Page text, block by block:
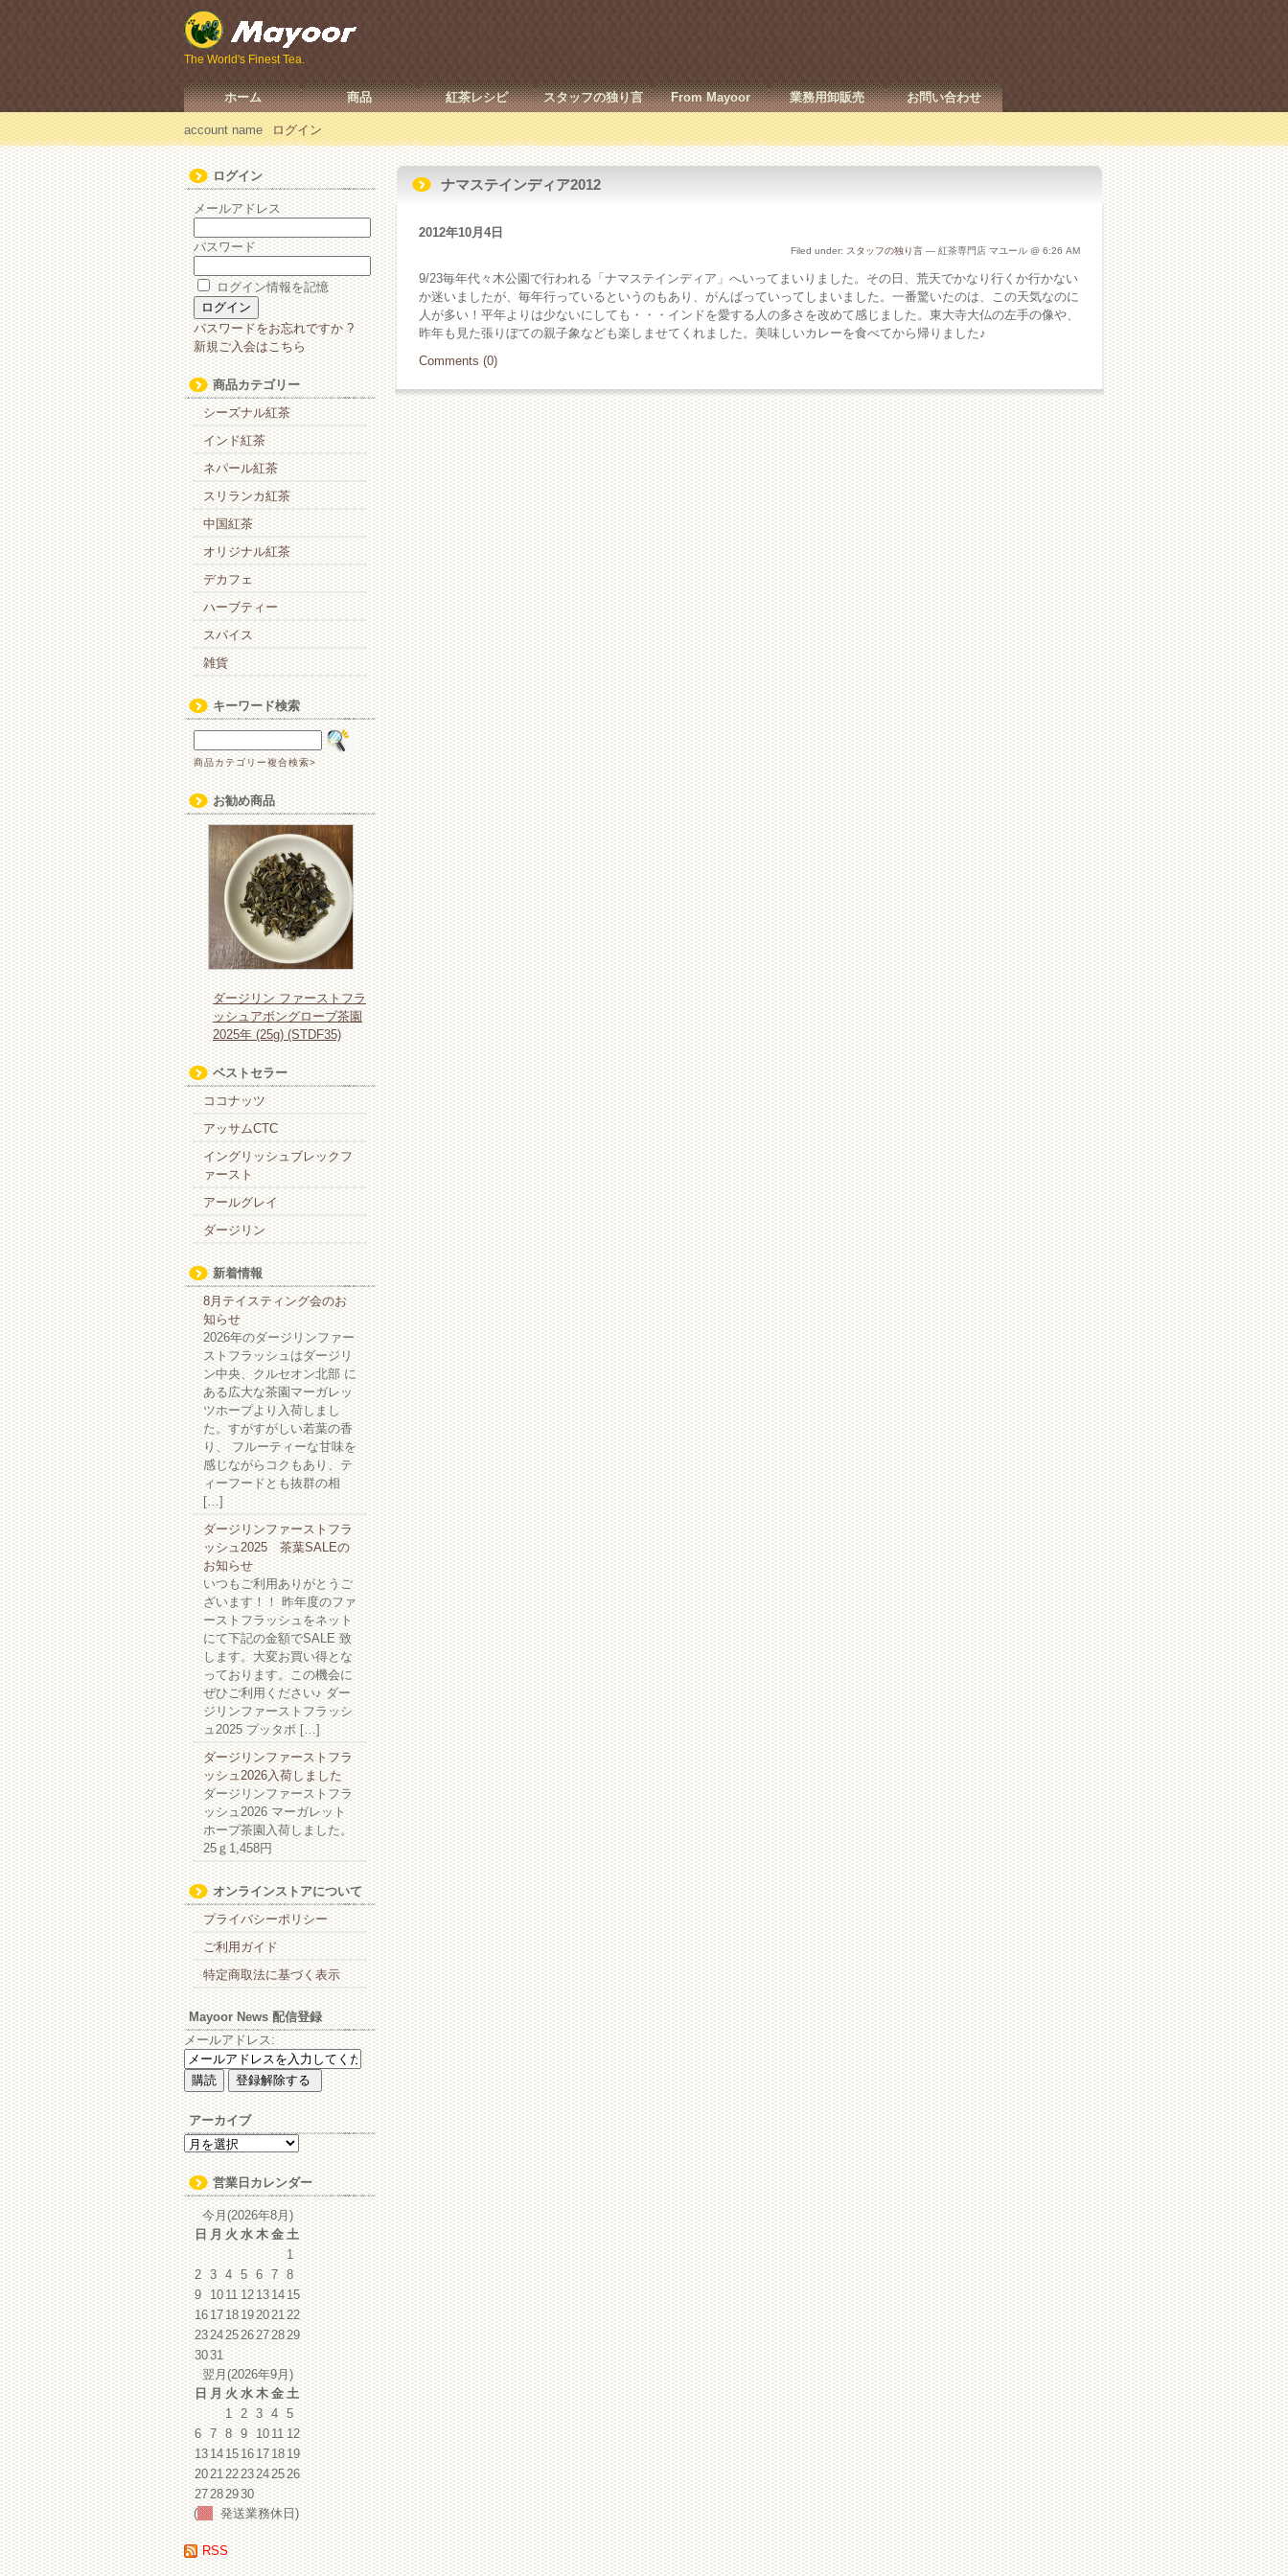
The World's Finest Tea.
ホーム 商品 紅茶レシピ スタッフの独り言 From Mayoor 業務用卸販売 お問い合わせ
account name ログイン
ログイン
メールアドレス
パスワード
ログイン情報を記憶
パスワードをお忘れですか ?
新規ご入会はこちら
商品カテゴリー
シーズナル紅茶
インド紅茶
ネパール紅茶
スリランカ紅茶
中国紅茶
オリジナル紅茶
デカフェ
ハーブティー
スパイス
雑貨
キーワード検索
商品カテゴリー複合検索>
お勧め商品
ダージリン ファーストフラ
ッシュアボングローブ茶園
2025年 (25g) (STDF35)
ベストセラー
ココナッツ
アッサムCTC
イングリッシュブレックフ
ァースト
アールグレイ
ダージリン
新着情報
8月テイスティング会のお
知らせ
2026年のダージリンファー
ストフラッシュはダージリ
ン中央、クルセオン北部 に
ある広大な茶園マーガレッ
ツホープより入荷しまし
た。すがすがしい若葉の香
り、 フルーティーな甘味を
感じながらコクもあり、テ
ィーフードとも抜群の相
[…]
ダージリンファーストフラ
ッシュ2025 茶葉SALEの
お知らせ
いつもご利用ありがとうご
ざいます！！ 昨年度のファ
ーストフラッシュをネット
にて下記の金額でSALE 致
します。大変お買い得とな
っております。この機会に
ぜひご利用ください♪ ダー
ジリンファーストフラッシ
ュ2025 プッタボ […]
ダージリンファーストフラ
ッシュ2026入荷しました
ダージリンファーストフラ
ッシュ2026 マーガレット
ホープ茶園入荷しました。
25ｇ1,458円
オンラインストアについて
プライバシーポリシー
ご利用ガイド
特定商取法に基づく表示
Mayoor News 配信登録
メールアドレス:
アーカイブ
ア
ー
カ
イ
ブ
営業日カレンダー
今月(2026年8月)
日 月 火 水 木 金 土
1
2 3 4 5 6 7 8
9
10 11 12 13 14 15
16 17 18 19202122
23242526272829
3031
翌月(2026年9月)
日 月 火 水 木 金 土
1 2 3 4 5
6 7 8 9 10 11 12
13 14 15 16 17 18 19
20212223242526
27282930
(
発送業務休日)
RSS
ナマステインディア2012
2012年10月4日
Filed under: スタッフの独り言 — 紅茶専門店 マユール @ 6:26 AM
9/23毎年代々木公園で行われる「ナマステインディア」へいってまいりました。その日、荒天でかなり行くか行かない
か迷いましたが、毎年行っているというのもあり、がんばっていってしまいました。一番驚いたのは、この天気なのに
人が多い！平年よりは少ないにしても・・・インドを愛する人の多さを改めて感じました。東大寺大仏の左手の像や、
昨年も見た張りぼての親子象なども楽しませてくれました。美味しいカレーを食べてから帰りました♪
Comments (0)